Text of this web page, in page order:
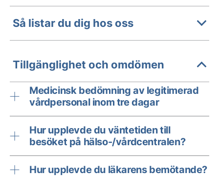
Så listar du dig hos oss
Tillgänglighet och omdömen
Medicinsk bedömning av legitimerad
vårdpersonal inom tre dagar
Hur upplevde du väntetiden till
besöket på hälso-/vårdcentralen?
Hur upplevde du läkarens bemötande?